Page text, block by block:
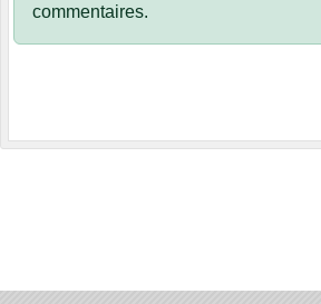
commentaires.